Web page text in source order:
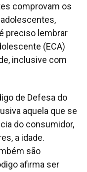
comprovam os
preciso lembrar
(ECA)
inclusive com
de Defesa do
aquela que se
do consumidor,
a idade.
são
afirma ser